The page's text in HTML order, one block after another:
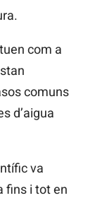
com a
comuns
d’aigua
va
fins i tot en